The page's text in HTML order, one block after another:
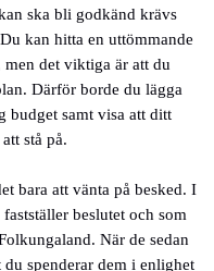
ska bli godkänd krävs
kan hitta en uttömmande
det viktiga är att du
Därför borde du lägga
budget samt visa att ditt
stå på.
bara att vänta på besked. I
beslutet och som
När de sedan
spenderar dem i enlighet